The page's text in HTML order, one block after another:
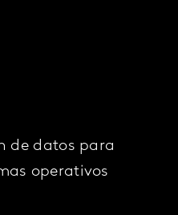
de datos para
operativos